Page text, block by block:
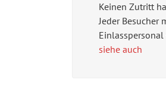
Keinen Zutritt
Jeder
siehe auch